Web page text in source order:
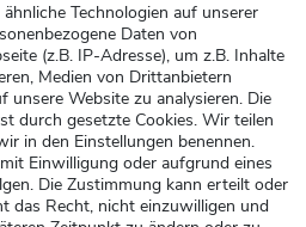
Technologien auf unserer
Daten von
(z.B. IP-Adresse), um z.B. Inhalte
Medien von Drittanbietern
unsere Website zu analysieren. Die
durch gesetzte Cookies. Wir teilen
in den Einstellungen benennen.
Einwilligung oder aufgrund eines
Die Zustimmung kann erteilt oder
das Recht, nicht einzuwilligen und